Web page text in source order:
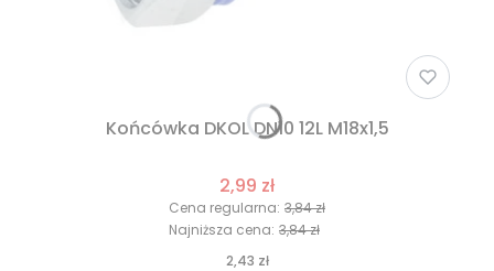
Końcówka DKOL DN10 12L M18x1,5
2,99 zł
Cena regularna: 3,84 zł
Najniższa cena: 3,84 zł
2,43 zł